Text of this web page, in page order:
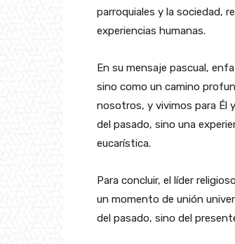
parroquiales y la sociedad,
experiencias humanas.
En su mensaje pascual,
sino como un camino
nosotros, y vivimos para Él
del pasado, sino una
eucarística.
Para concluir, el líder
un momento de unión
del pasado, sino del